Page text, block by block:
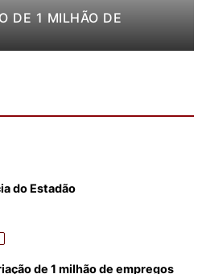
DE 1 MILHÃO DE
do Estadão
de 1 milhão de empregos